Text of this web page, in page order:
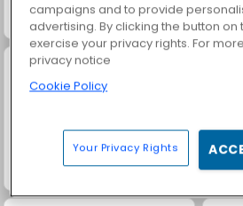
Masha and the Bear: Meadows
campaigns and to provide
advertising. By clicking the button on
exercise your privacy rights. For
privacy notice
Cookie Policy
Your Privacy Rights